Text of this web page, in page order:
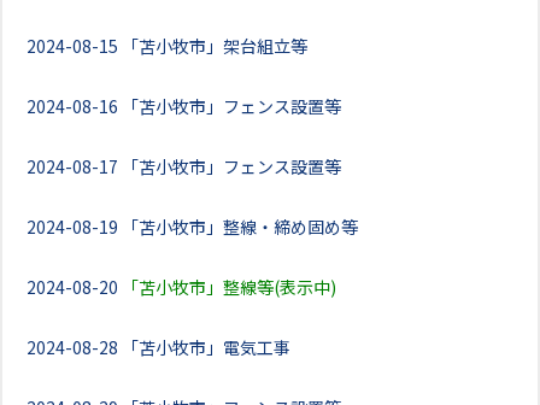
2024-08-15 「苫小牧市」架台組立等
2024-08-16 「苫小牧市」フェンス設置等
2024-08-17 「苫小牧市」フェンス設置等
2024-08-19 「苫小牧市」整線・締め固め等
2024-08-20 「苫小牧市」整線等(表示中)
2024-08-28 「苫小牧市」電気工事